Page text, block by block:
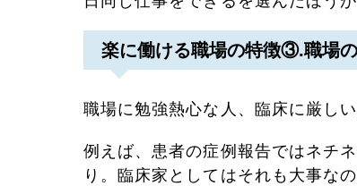
楽に働ける職場の特徴③.職場
職場に勉強熱心な人、臨床に厳し
例えば、患者の症例報告ではネチ
り。臨床家としてはそれも大事な